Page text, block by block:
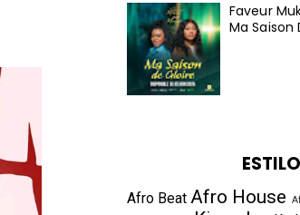
Faveur
Ma Saison
Afro Beat Afro House